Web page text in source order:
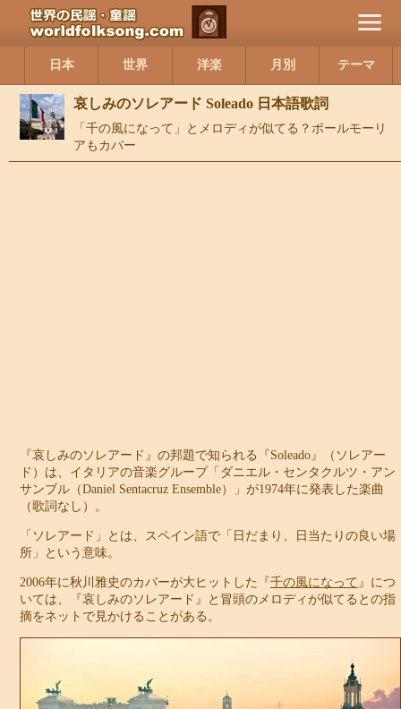
日本 世界 洋楽 月別 テーマ
哀しみのソレアード Soleado 日本語歌詞
「千の風になって」とメロディが似てる？ポールモーリ
アもカバー
『哀しみのソレアード』の邦題で知られる『Soleado』（ソレアー
ド）は、イタリアの音楽グループ「ダニエル・センタクルツ・アン
サンブル（Daniel Sentacruz Ensemble）」が1974年に発表した楽曲
（歌詞なし）。
「ソレアード」とは、スペイン語で「日だまり、日当たりの良い場
所」という意味。
2006年に秋川雅史のカバーが大ヒットした『千の風になって 』につ
いては、『哀しみのソレアード』と冒頭のメロディが似てるとの指
摘をネットで見かけることがある。